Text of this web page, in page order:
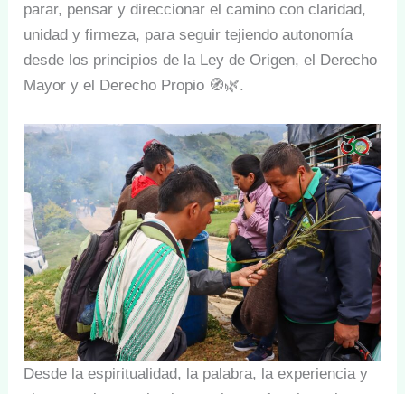
parar, pensar y direccionar el camino con claridad,
unidad y firmeza, para seguir tejiendo autonomía
desde los principios de la Ley de Origen, el Derecho
Mayor y el Derecho Propio 🧭🌿.
Desde la espiritualidad, la palabra, la experiencia y